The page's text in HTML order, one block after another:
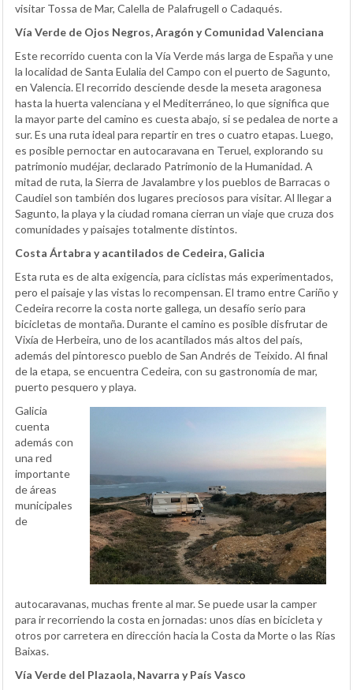
visitar Tossa de Mar, Calella de Palafrugell o Cadaqués.
Vía Verde de Ojos Negros, Aragón y Comunidad Valenciana
Este recorrido cuenta con la Vía Verde más larga de España y une
la localidad de Santa Eulalia del Campo con el puerto de Sagunto,
en Valencia. El recorrido desciende desde la meseta aragonesa
hasta la huerta valenciana y el Mediterráneo, lo que significa que
la mayor parte del camino es cuesta abajo, si se pedalea de norte a
sur. Es una ruta ideal para repartir en tres o cuatro etapas. Luego,
es posible pernoctar en autocaravana en Teruel, explorando su
patrimonio mudéjar, declarado Patrimonio de la Humanidad. A
mitad de ruta, la Sierra de Javalambre y los pueblos de Barracas o
Caudiel son también dos lugares preciosos para visitar. Al llegar a
Sagunto, la playa y la ciudad romana cierran un viaje que cruza dos
comunidades y paisajes totalmente distintos.
Costa Ártabra y acantilados de Cedeira, Galicia
Esta ruta es de alta exigencia, para ciclistas más experimentados,
pero el paisaje y las vistas lo recompensan. El tramo entre Cariño y
Cedeira recorre la costa norte gallega, un desafío serio para
bicicletas de montaña. Durante el camino es posible disfrutar de
Vixía de Herbeira, uno de los acantilados más altos del país,
además del pintoresco pueblo de San Andrés de Teixido. Al final
de la etapa, se encuentra Cedeira, con su gastronomía de mar,
puerto pesquero y playa.
Galicia
cuenta
además con
una red
importante
de áreas
municipales
de
autocaravanas, muchas frente al mar. Se puede usar la camper
para ir recorriendo la costa en jornadas: unos días en bicicleta y
otros por carretera en dirección hacia la Costa da Morte o las Rías
Baixas.
Vía Verde del Plazaola, Navarra y País Vasco